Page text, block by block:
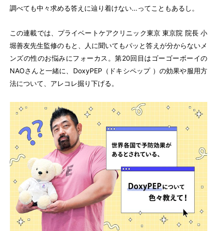
調べても中々求める答えに辿り着けない…ってこともあるし。
この連載では、プライベートケアクリニック東京 東京院 院長 小
堀善友先生監修のもと、人に聞いてもパッと答えが分からないメ
ンズの性のお悩みにフォーカス。第20回目はゴーゴーボーイの
NAOさんと一緒に、DoxyPEP （ ドキシペップ ） の効果や服用方
法について、アレコレ掘り下げる。